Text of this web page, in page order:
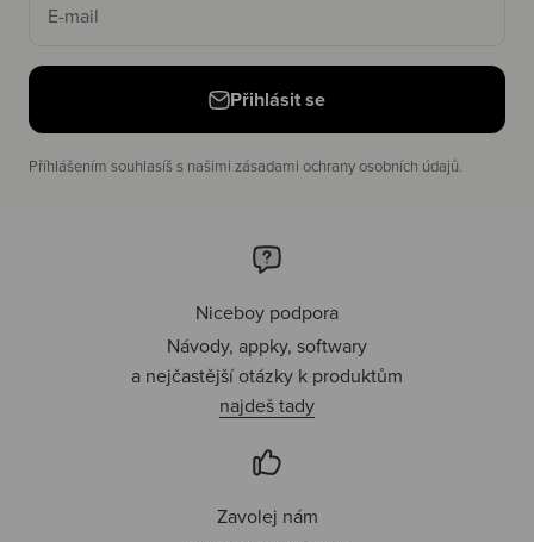
E-mail
Přihlásit se
Příhlášením souhlasíš s našimi zásadami ochrany osobních údajů.
Niceboy podpora
Návody, appky, softwary
a nejčastější otázky k produktům
najdeš tady
Zavolej nám